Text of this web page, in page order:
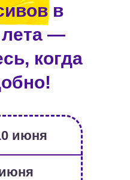
в
лета —
когда
июня